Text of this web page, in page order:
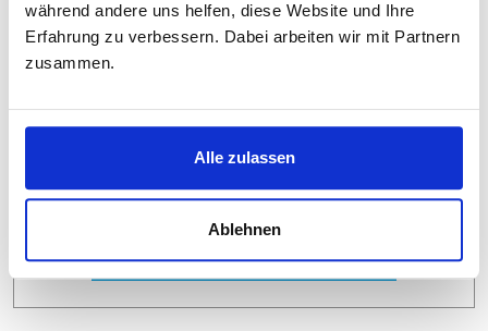
während andere uns helfen, diese Website und Ihre
Erfahrung zu verbessern. Dabei arbeiten wir mit Partnern
zusammen.
Alle zulassen
Ablehnen
MIT GUTEM GEFÜHL ABGEBEN?
für eine bessere Note
Ein Dozent Ihres Fachbereichs liest Ihren Text
korrigiert und optimiert Ihre Abschlussarbeit.
MEHR ERFAHREN